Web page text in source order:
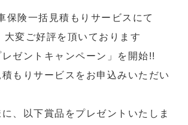
保険一括見積もりサービスにて
変ご好評を頂いております
ゼントキャンペーン」を開始!!
もりサービスをお申込みいただい
、以下賞品をプレゼントいたしま